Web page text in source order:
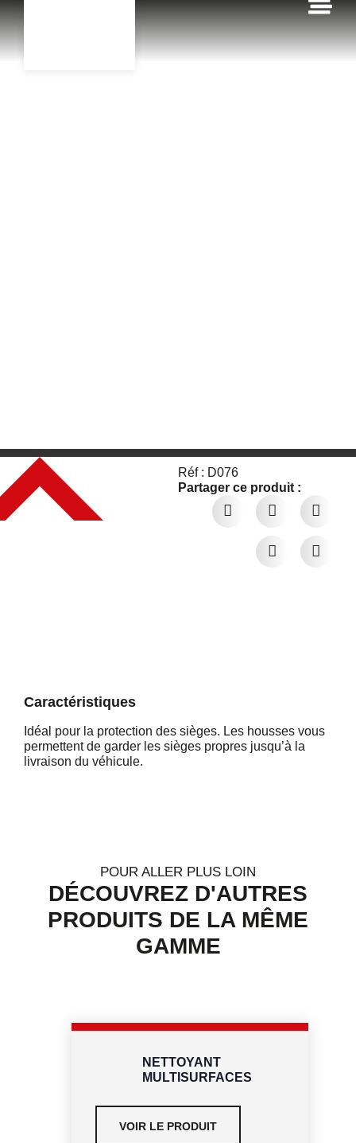
principal
Réf : D076
Partager ce produit :
Caractéristiques
Idéal pour la protection des sièges. Les housses vous
permettent de garder les sièges propres jusqu’à la
livraison du véhicule.
POUR ALLER PLUS LOIN
DÉCOUVREZ D'AUTRES
PRODUITS DE LA MÊME
GAMME
NETTOYANT
MULTISURFACES
VOIR LE PRODUIT